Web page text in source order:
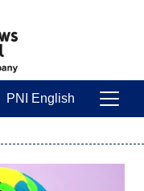
Main Navigation
PNI English